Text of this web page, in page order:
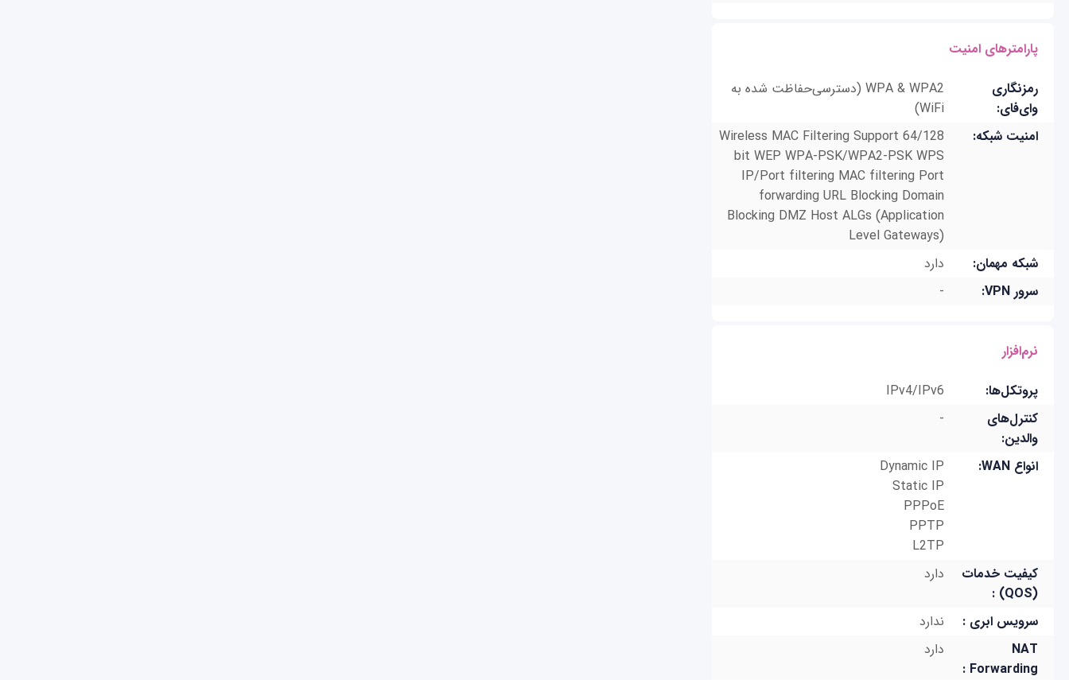
پارامترهای امنیت
رمزنگاری
وای‌فای:
WPA & WPA2 (دسترسی‌حفاظت شده به
WiFi)
امنیت شبکه:
Wireless MAC Filtering Support 64/128
bit WEP WPA-PSK/WPA2-PSK WPS
IP/Port filtering MAC filtering Port
forwarding URL Blocking Domain
Blocking DMZ Host ALGs (Application
Level Gateways)
شبکه مهمان:
دارد
سرور VPN:
-
نرم‌افزار
پروتکل‌ها:
IPv4/IPv6
کنترل‌‌های
والدین:
-
انواع WAN:
Dynamic IP
Static IP
PPPoE
PPTP
L2TP
کیفیت خدمات
(QOS) :
دارد
سرویس ابری :
ندارد
NAT
Forwarding :
دارد